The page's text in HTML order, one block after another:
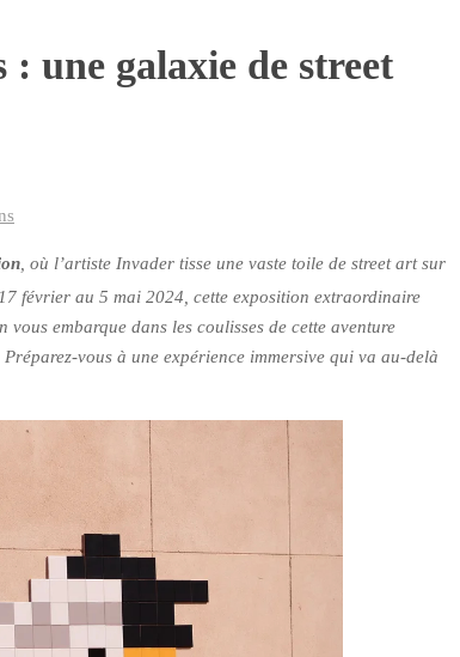
une galaxie de street
, où l’artiste Invader tisse une vaste toile de street art sur
février au 5 mai 2024, cette exposition extraordinaire
embarque dans les coulisses de cette aventure
vous à une expérience immersive qui va au-delà